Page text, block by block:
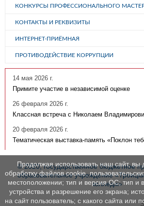
КОНКУРСЫ ПРОФЕССИОНАЛЬНОГО
КОНТАКТЫ И РЕКВИЗИТЫ
ИНТЕРНЕТ-ПРИЁМНАЯ
ПРОТИВОДЕЙСТВИЕ КОРРУПЦИИ
14 мая 2026 г.
Примите участие в независимой оценке
26 февраля 2026 г.
Классная встреча с Николаем
20 февраля 2026 г.
Тематическая выставка-память «Поклон
© 2020, государственное бюджетное
образовательное учреждение
колледж»
Продолжая использовать наш сайт, вы
обработку файлов cookie,
местоположении; тип и версия ОС; тип и
устройства и разрешение его экрана;
на сайт пользователь; с какого сайта или